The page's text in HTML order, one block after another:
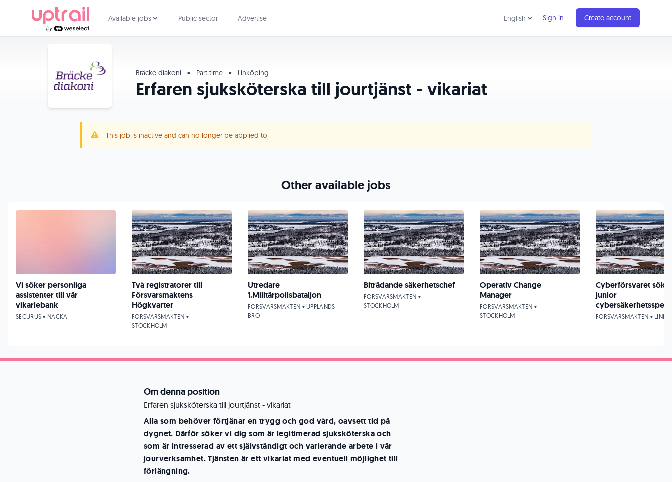
Available jobs Public sector Advertise English Sign in Create account
Bräcke diakoni • Part time • Linköping
Erfaren sjuksköterska till jourtjänst - vikariat
This job is inactive and can no longer be applied to
Om denna position
Erfaren sjuksköterska till jourtjänst - vikariat
Alla som behöver förtjänar en trygg och god vård, oavsett tid på
dygnet. Därför söker vi dig som är legitimerad sjuksköterska och
som är intresserad av ett självständigt och varierande arbete i vår
jourverksamhet. Tjänsten är ett vikariat med eventuell möjlighet till
förlängning.
Other available jobs
Vi söker personliga
assistenter till vår
vikariebank
SECURUS • NACKA
Två registratorer till
Försvarsmaktens
Högkvarter
FÖRSVARSMAKTEN •
STOCKHOLM
Utredare
1.Militärpolisbataljon
FÖRSVARSMAKTEN • UPPLANDS-
BRO
Biträdande säkerhetschef
FÖRSVARSMAKTEN •
STOCKHOLM
Operativ Change
Manager
FÖRSVARSMAKTEN •
STOCKHOLM
Cyberförsvaret
junior
FÖRSVARSMAKTEN •